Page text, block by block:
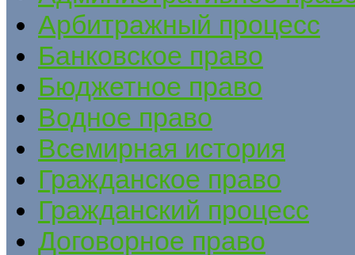
Арбитражный процесс
Банковское право
Бюджетное право
Водное право
Всемирная история
Гражданское право
Гражданский процесс
Договорное право